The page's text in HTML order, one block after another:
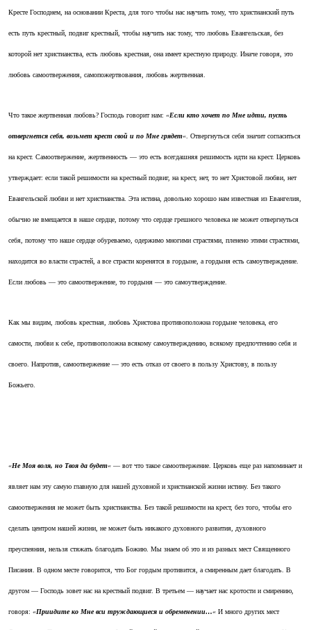
Кресте Господнем, на основании Креста, для того чтобы нас научить тому, что христианский путь
есть путь крестный, подвиг крестный, чтобы научить нас тому, что любовь Евангельская, без
которой нет христианства, есть любовь крестная, она имеет крестную природу. Иначе говоря, это
любовь самоотвержения, самопожертвования, любовь жертвенная.
Что такое жертвенная любовь? Господь говорит нам: «Если кто хочет по Мне идти, пусть
отвергнется себя, возьмет крест свой и по Мне грядет« . Отвергнуться себя значит согласиться
на крест. Самоотвержение, жертвенность — это есть всегдашняя решимость идти на крест. Церковь
утверждает: если такой решимости на крестный подвиг, на крест, нет, то нет Христовой любви, нет
Евангельской любви и нет христианства. Эта истина, довольно хорошо нам известная из Евангелия,
обычно не вмещается в наше сердце, потому что сердце грешного человека не может отвергнуться
себя, потому что наше сердце обуреваемо, одержимо многими страстями, пленено этими страстями,
находится во власти страстей, а все страсти коренятся в гордыне, а гордыня есть самоутверждение.
Если любовь — это самоотвержение, то гордыня — это самоутверждение.
Как мы видим, любовь крестная, любовь Христова противоположна гордыне человека, его
самости, любви к себе, противоположна всякому самоутверждению, всякому предпочтению себя и
своего. Напротив, самоотвержение — это есть отказ от своего в пользу Христову, в пользу
Божьего.
«Не Моя воля, но Твоя да будет« — вот что такое самоотвержение. Церковь еще раз напоминает и
являет нам эту самую главную для нашей духовной и христианской жизни истину. Без такого
самоотвержения не может быть христианства. Без такой решимости на крест, без того, чтобы его
сделать центром нашей жизни, не может быть никакого духовного развития, духовного
преуспеяния, нельзя стяжать благодать Божию. Мы знаем об это и из разных мест Священного
Писания. В одном месте говорится, что Бог гордым противится, а смиренным дает благодать. В
другом — Господь зовет нас на крестный подвиг. В третьем — научает нас кротости и смирению,
говоря: «Приидите ко Мне вси труждающиеся и обременении…« И много других мест